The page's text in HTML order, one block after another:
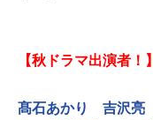
【秋ドラマ出演者！】
髙石あかり 吉沢亮